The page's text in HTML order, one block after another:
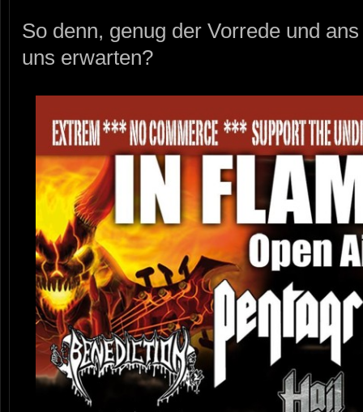
So denn, genug der Vorrede und
uns erwarten?